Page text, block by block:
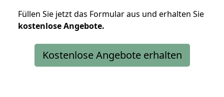
Füllen Sie jetzt das Formular aus und erhalten Sie
kostenloseAngebote.
Kostenlose Angebote erhalten